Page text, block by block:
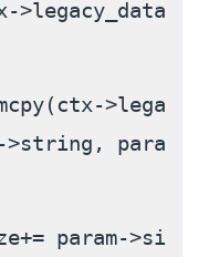
>lega
>string, para
>si